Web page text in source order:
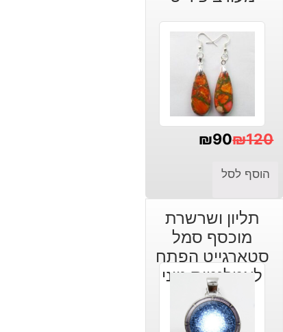
₪120
המקורי
היה:
₪120.
₪90
הנוכחי
הוא:
₪90.
הוסף לסל
תליון ושרשרת
מוכסף סמל
סטארגייט הפתח
לאטלנטיס גווני
כחול